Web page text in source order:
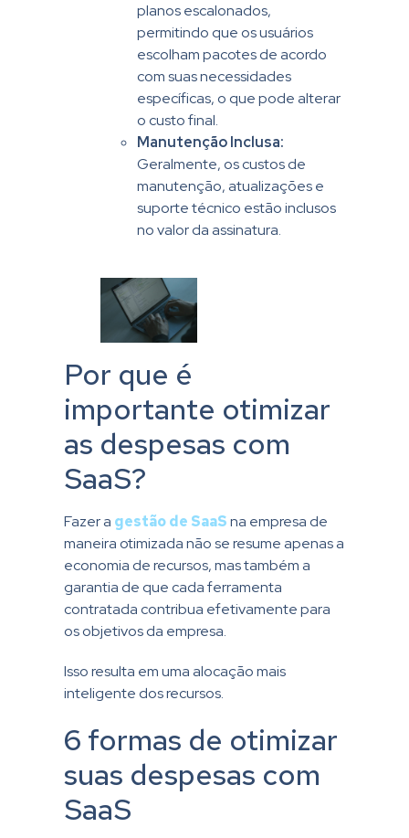
planos escalonados,
permitindo que os usuários
escolham pacotes de acordo
com suas necessidades
específicas, o que pode alterar
o custo final.
Manutenção Inclusa:
Geralmente, os custos de
manutenção, atualizações e
suporte técnico estão inclusos
no valor da assinatura.
Por que é
importante otimizar
as despesas com
SaaS?
Fazer a gestão de SaaSna empresa de
maneira otimizada não se resume apenas a
economia de recursos, mas também a
garantia de que cada ferramenta
contratada contribua efetivamente para
os objetivos da empresa.
Isso resulta em uma alocação mais
inteligente dos recursos.
6 formas de otimizar
suas despesas com
SaaS